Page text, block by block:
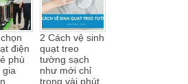
điện
phù
gia
2 Cách vệ sinh
quạt treo
tường sạch
như mới chỉ
trong vài phút